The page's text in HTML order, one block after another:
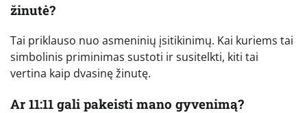
žinutė?
Tai priklauso nuo asmeninių įsitikinimų. Kai kuriems tai
simbolinis priminimas sustoti ir susitelkti, kiti tai
vertina kaip dvasinę žinutę.
Ar 11:11 gali pakeisti mano gyvenimą?